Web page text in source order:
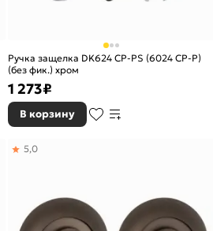
Ручка защелка DK624 CP-PS (6024 CP-P)
(без фик.) хром
1 273₽
В корзину
5,0